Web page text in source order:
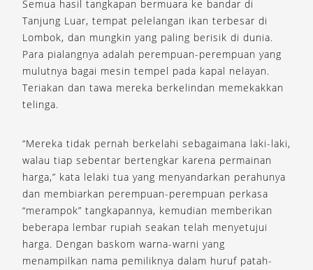
Semua hasil tangkapan bermuara ke bandar di
Tanjung Luar, tempat pelelangan ikan terbesar di
Lombok, dan mungkin yang paling berisik di dunia.
Para pialangnya adalah perempuan-perempuan yang
mulutnya bagai mesin tempel pada kapal nelayan.
Teriakan dan tawa mereka berkelindan memekakkan
telinga.
“Mereka tidak pernah berkelahi sebagaimana laki-laki,
walau tiap sebentar bertengkar karena permainan
harga,” kata lelaki tua yang menyandarkan perahunya
dan membiarkan perempuan-perempuan perkasa
“merampok” tangkapannya, kemudian memberikan
beberapa lembar rupiah seakan telah menyetujui
harga. Dengan baskom warna-warni yang
menampilkan nama pemiliknya dalam huruf patah-